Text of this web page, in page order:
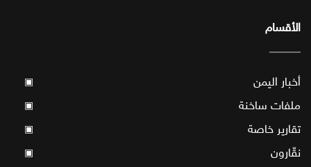
الأقسام
أخبار اليمن ▣
ملفات ساخنة ▣
تقارير خاصة ▣
نقّارون ▣